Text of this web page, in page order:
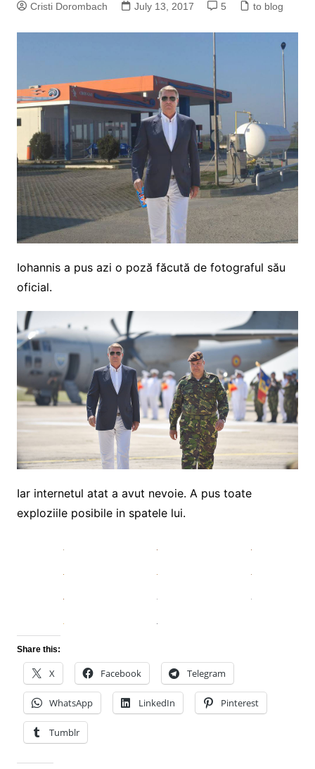
Cristi Dorombach July 13, 2017 5 to blog
Iohannis a pus azi o poză făcută de fotograful său
oficial.
Iar internetul atat a avut nevoie. A pus toate
exploziile posibile in spatele lui.
Share this:
X Facebook Telegram
WhatsApp LinkedIn Pinterest
Tumblr